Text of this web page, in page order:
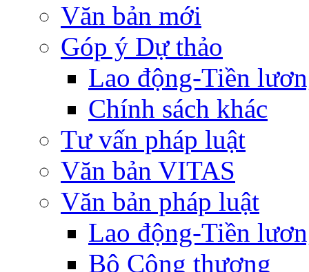
Văn bản mới
Góp ý Dự thảo
Lao động-Tiền
Chính sách khác
Tư vấn pháp luật
Văn bản VITAS
Văn bản pháp luật
Lao động-Tiền
Bộ Công thương